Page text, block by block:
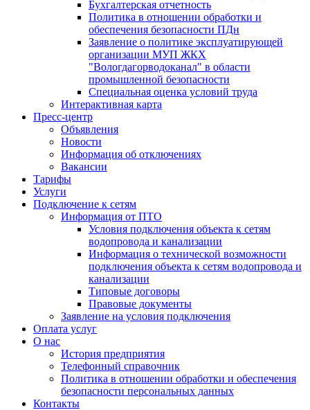
Бухгалтерская отчетность
Политика в отношении обработки и
обеспечения безопасности ПДн
Заявление о политике эксплуатирующей
организации МУП ЖКХ
"Вологдагорводоканал" в области
промышленной безопасности
Специальная оценка условий труда
Интерактивная карта
Пресс-центр
Объявления
Новости
Информация об отключениях
Вакансии
Тарифы
Услуги
Подключение к сетям
Информация от ПТО
Условия подключения объекта к сетям
водопровода и канализации
Информация о технической возможности
подключения объекта к сетям водопровода и
канализации
Типовые договоры
Правовые документы
Заявление на условия подключения
Оплата услуг
О нас
История предприятия
Телефонный справочник
Политика в отношении обработки и обеспечения
безопасности персональных данных
Контакты